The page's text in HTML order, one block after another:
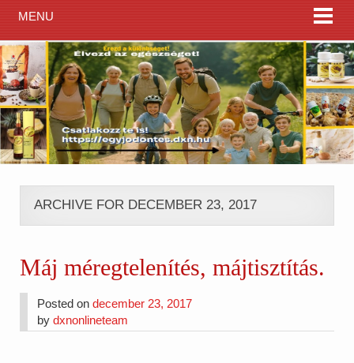
MENU
ARCHIVE FOR DECEMBER 23, 2017
Máj méregtelenítés, májtisztítás.
Posted ondecember 23, 2017
bydxnonlineteam